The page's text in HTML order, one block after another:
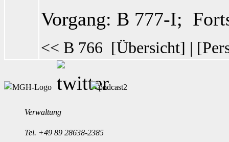
Vorgang: B 777-I;
<< B 766 [Übersicht] | [
Verwaltung
Tel. +49 89 28638-2385